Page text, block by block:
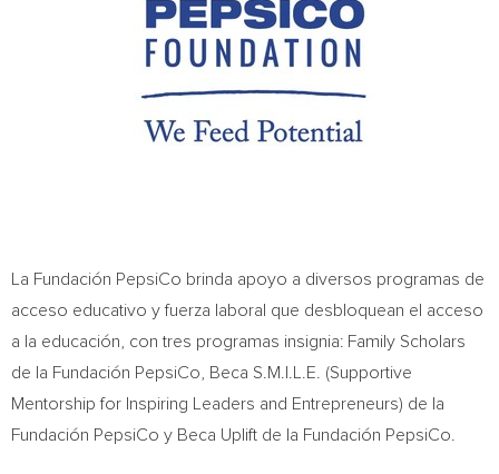
La Fundación PepsiCo brinda apoyo a diversos programas de
acceso educativo y fuerza laboral que desbloquean el acceso
a la educación, con tres programas insignia: Family Scholars
de la Fundación PepsiCo, Beca S.M.I.L.E. (Supportive
Mentorship for Inspiring Leaders and Entrepreneurs) de la
Fundación PepsiCo y Beca Uplift de la Fundación PepsiCo.